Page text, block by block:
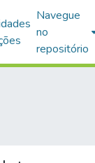
Navegue
no
repositório